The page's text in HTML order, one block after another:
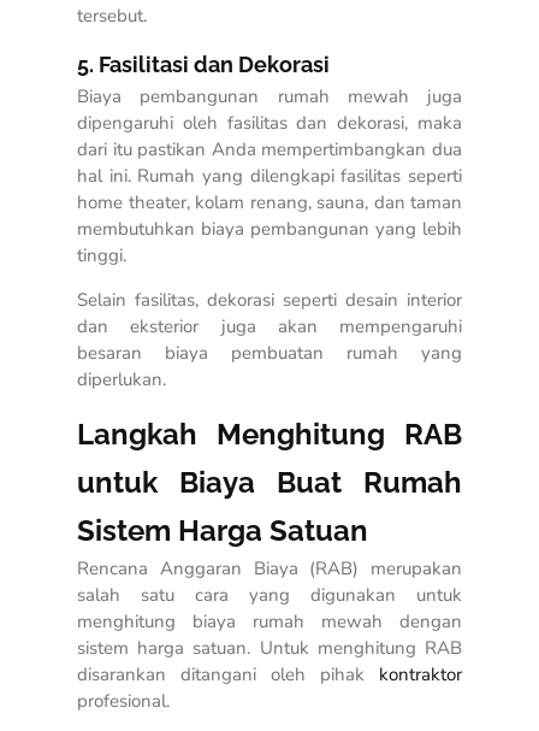
tersebut.
5. Fasilitasi dan Dekorasi
Biaya pembangunan rumah mewah juga
dipengaruhi oleh fasilitas dan dekorasi, maka
dari itu pastikan Anda mempertimbangkan dua
hal ini. Rumah yang dilengkapi fasilitas seperti
home theater, kolam renang, sauna, dan taman
membutuhkan biaya pembangunan yang lebih
tinggi.
Selain fasilitas, dekorasi seperti desain interior
dan eksterior juga akan mempengaruhi
besaran biaya pembuatan rumah yang
diperlukan.
Langkah Menghitung RAB
untuk Biaya Buat Rumah
Sistem Harga Satuan
Rencana Anggaran Biaya (RAB) merupakan
salah satu cara yang digunakan untuk
menghitung biaya rumah mewah dengan
sistem harga satuan. Untuk menghitung RAB
disarankan ditangani oleh pihak kontraktor
profesional.